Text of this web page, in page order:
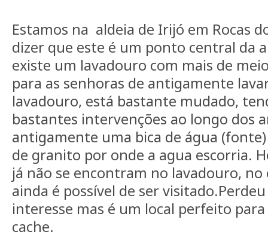
Estamos na aldeia de Irijó em Rocas
dizer que este é um ponto central da
existe um lavadouro com mais de
para as senhoras de antigamente
lavadouro, está bastante mudado,
bastantes intervenções ao longo dos
antigamente uma bica de água
de granito por onde a agua escorria.
já não se encontram no lavadouro,
ainda é possível de ser
interesse mas é um local perfeito
cache.